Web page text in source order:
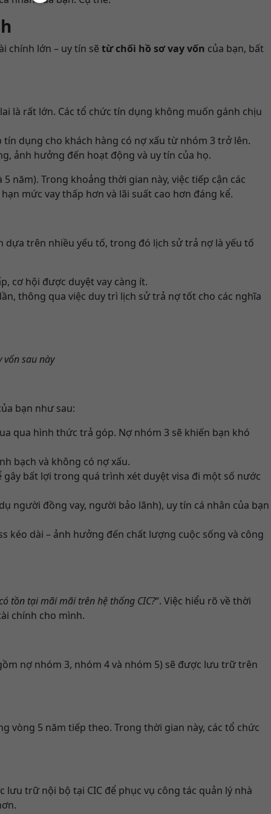
chính lớn – uy tín sẽ từ chối hồ sơ vay vốn của bạn, bất
là rất lớn. Các tổ chức tín dụng không muốn gánh chịu
dụng cho khách hàng có nợ xấu từ nhóm 3 trở lên.
ảnh hưởng đến hoạt động và uy tín của họ.
năm). Trong khoảng thời gian này, việc tiếp cận các
mức vay thấp hơn và lãi suất cao hơn đáng kể.
trên nhiều yếu tố, trong đó lịch sử trả nợ là yếu tố
cơ hội được duyệt vay càng ít.
thông qua việc duy trì lịch sử trả nợ tốt cho các nghĩa
sau này
bạn như sau:
qua hình thức trả góp. Nợ nhóm 3 sẽ khiến bạn khó
bạch và không có nợ xấu.
bất lợi trong quá trình xét duyệt visa đi một số nước
người đồng vay, người bảo lãnh), uy tín cá nhân của bạn
kéo dài – ảnh hưởng đến chất lượng cuộc sống và công
tồn tại mãi mãi trên hệ thống CIC?“. Việc hiểu rõ về thời
chính cho mình.
nợ nhóm 3, nhóm 4 và nhóm 5) sẽ được lưu trữ trên
vòng 5 năm tiếp theo. Trong thời gian này, các tổ chức
trữ nội bộ tại CIC để phục vụ công tác quản lý nhà